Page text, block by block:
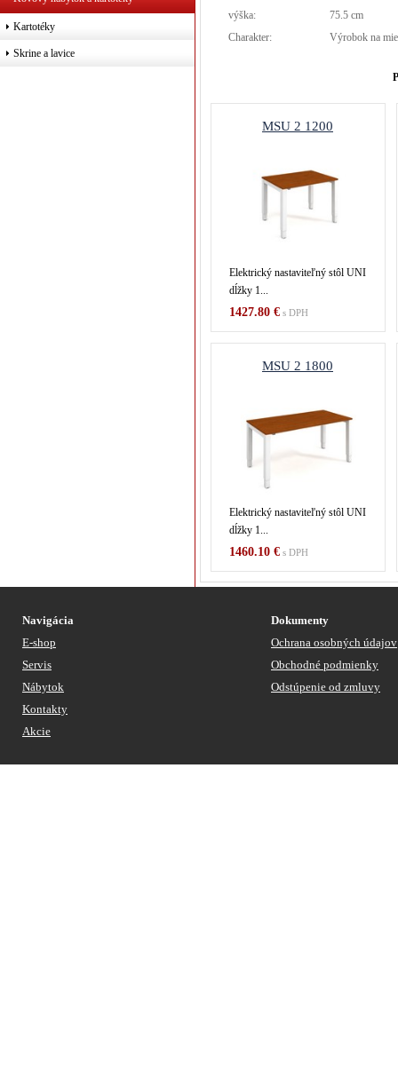
Kartotéky
Skrine a lavice
výška:
75.5 cm
Charakter:
Výrobok na
MSU 2 1200
Elektrický nastaviteľný stôl UNI
dĺžky 1...
1427.80 €s DPH
MSU 2 1800
Elektrický nastaviteľný stôl UNI
dĺžky 1...
1460.10 €s DPH
Navigácia
E-shop
Servis
Nábytok
Kontakty
Akcie
Dokumenty
Ochrana osobných údajov
Obchodné podmienky
Odstúpenie od zmluvy